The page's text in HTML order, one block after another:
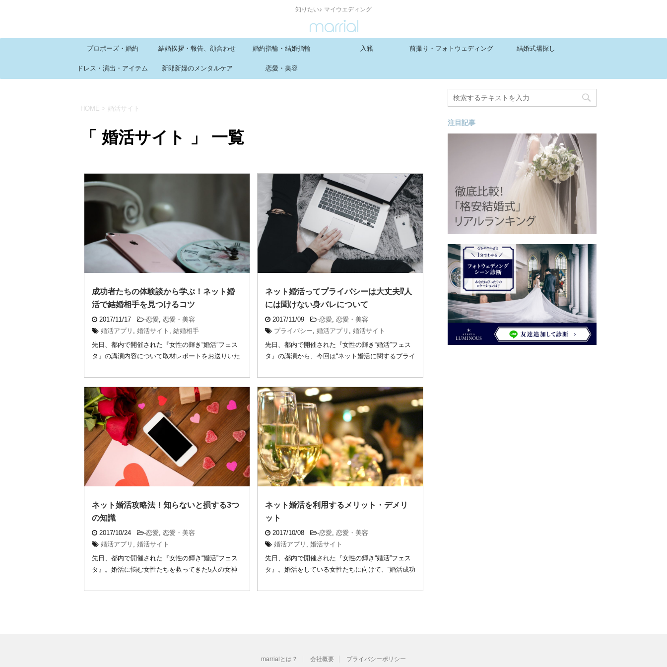
知りたい♪ マイウエディング
プロポーズ・婚約 結婚挨拶・報告、顔合わせ 婚約指輪・結婚指輪 入籍 前撮り・フォトウェディング 結婚式場探し
ドレス・演出・アイテム 新郎新婦のメンタルケア 恋愛・美容
HOME > 婚活サイト
「 婚活サイト 」 一覧
成功者たちの体験談から学ぶ！ネット婚
活で結婚相手を見つけるコツ
2017/11/17 -恋愛, 恋愛・美容
婚活アプリ , 婚活サイト , 結婚相手
先日、都内で開催された『女性の輝き“婚活”フェス
タ』の講演内容について取材レポートをお送りいた
ネット婚活ってプライバシーは大丈夫⁉︎人
には聞けない身バレについて
2017/11/09 -恋愛,恋愛・美容
プライバシー,婚活アプリ ,婚活サイト
先日、都内で開催された『女性の輝き“婚活”フェス
タ』の講演から、今回は“ネット婚活に関するプライ
ネット婚活攻略法！知らないと損する3つ
の知識
2017/10/24 -恋愛 恋愛・美容
婚活アプリ
婚活サイト
先日、都内で開催された『女性の輝き“婚活”フェス
タ』。婚活に悩む女性たちを救ってきた5人の女神
ネット婚活を利用するメリット・デメリ
ット
2017/10/08 -恋愛 ,恋愛・美容
婚活アプリ
,婚活サイト
先日、都内で開催された『女性の輝き“婚活”フェス
タ』。婚活をしている女性たちに向けて、“婚活成功
注目記事
marrialとは？ 会社概要 プライバシーポリシー